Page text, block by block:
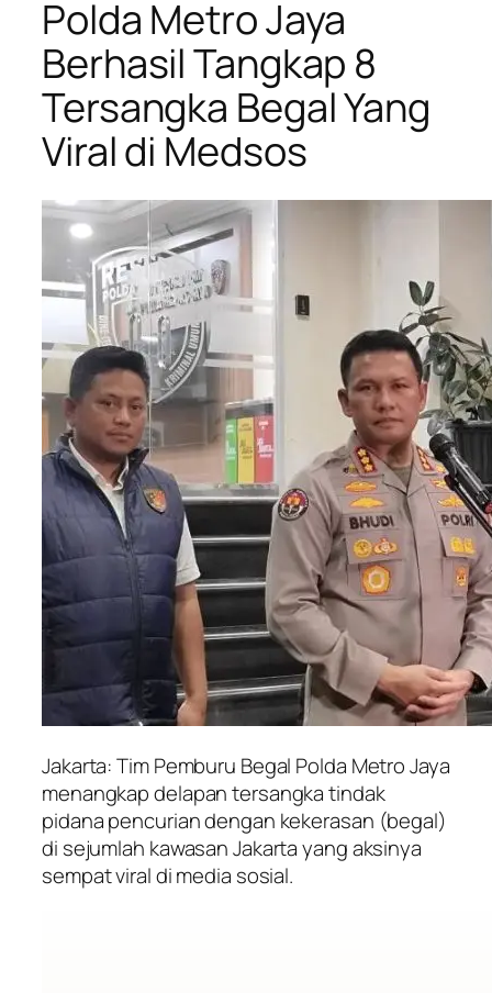
Polda Metro Jaya
Berhasil Tangkap 8
Tersangka Begal Yang
Viral di Medsos
Jakarta: Tim Pemburu Begal Polda Metro Jaya
menangkap delapan tersangka tindak
pidana pencurian dengan kekerasan (begal)
di sejumlah kawasan Jakarta yang aksinya
sempat viral di media sosial.